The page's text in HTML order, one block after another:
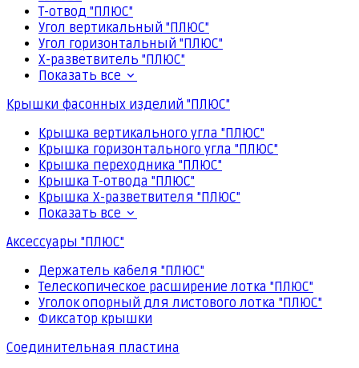
Т-отвод "ПЛЮС"
Угол вертикальный "ПЛЮС"
Угол горизонтальный "ПЛЮС"
Х-разветвитель "ПЛЮС"
Показать все
Крышки фасонных изделий "ПЛЮС"
Крышка вертикального угла "ПЛЮС"
Крышка горизонтального угла "ПЛЮС"
Крышка переходника "ПЛЮС"
Крышка Т-отвода "ПЛЮС"
Крышка Х-разветвителя "ПЛЮС"
Показать все
Аксессуары "ПЛЮС"
Держатель кабеля "ПЛЮС"
Телескопическое расширение лотка "ПЛЮС"
Уголок опорный для листового лотка "ПЛЮС"
Фиксатор крышки
Соединительная пластина